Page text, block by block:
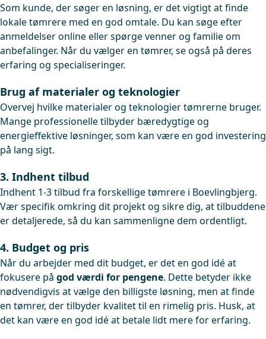
Som kunde, der søger en løsning, er det vigtigt at finde
lokale tømrere med en god omtale. Du kan søge efter
anmeldelser online eller spørge venner og familie om
anbefalinger. Når du vælger en tømrer, se også på deres
erfaring og specialiseringer.
Brug af materialer og teknologier
Overvej hvilke materialer og teknologier tømrerne bruger.
Mange professionelle tilbyder bæredygtige og
energieffektive løsninger, som kan være en god investering
på lang sigt.
3. Indhent tilbud
Indhent 1-3 tilbud fra forskellige tømrere i Boevlingbjerg.
Vær specifik omkring dit projekt og sikre dig, at tilbuddene
er detaljerede, så du kan sammenligne dem ordentligt.
4. Budget og pris
Når du arbejder med dit budget, er det en god idé at
fokusere på god værdi for pengene. Dette betyder ikke
nødvendigvis at vælge den billigste løsning, men at finde
en tømrer, der tilbyder kvalitet til en rimelig pris. Husk, at
det kan være en god idé at betale lidt mere for erfaring.